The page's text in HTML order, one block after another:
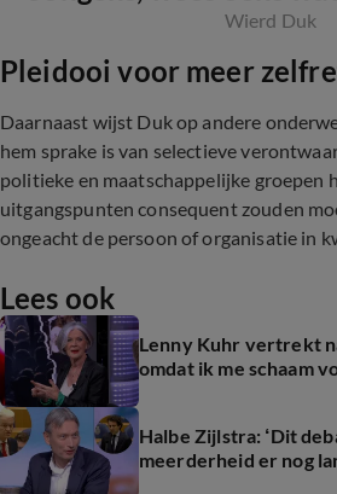
Wierd Duk
Pleidooi voor meer
Daarnaast wijst Duk op andere
hem sprake is van selectieve
politieke en maatschappelijke groepen
uitgangspunten consequent zouden
ongeacht de persoon of organisatie in
Lees ook
Lenny Kuhr vertrekt
omdat ik me schaam
Halbe Zijlstra: ‘Dit
meerderheid er nog